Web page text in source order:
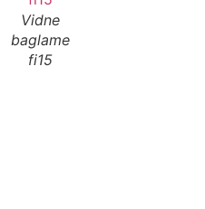
Vidne
baglame
fi15